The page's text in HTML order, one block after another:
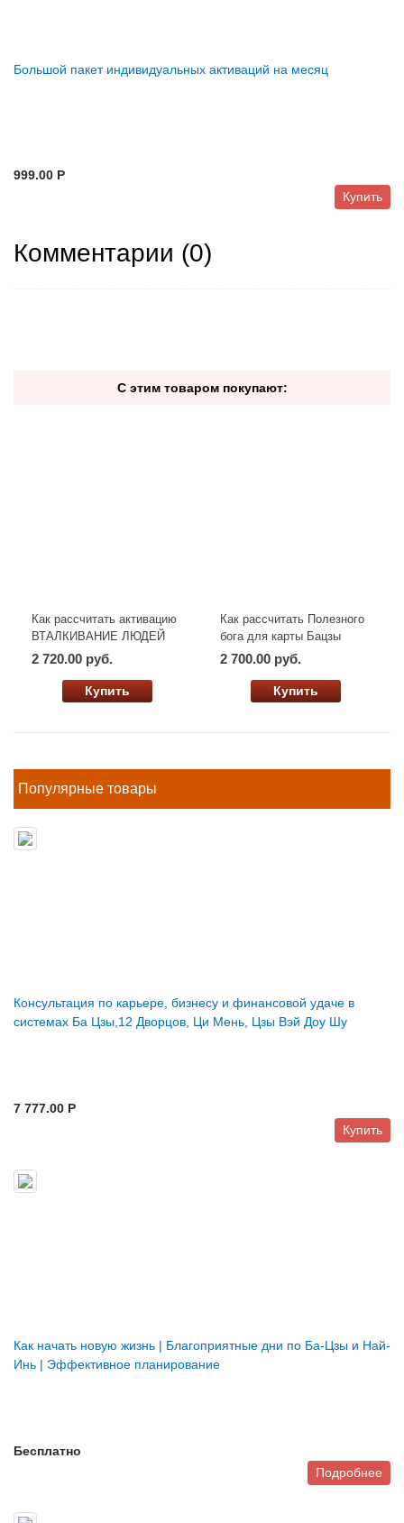
Большой пакет индивидуальных активаций на месяц
999.00 P
Купить
Комментарии (0)
С этим товаром покупают:
Как рассчитать активацию
ВТАЛКИВАНИЕ ЛЮДЕЙ
2 720.00 руб.
Купить
Как рассчитать Полезного
бога для карты Бацзы
2 700.00 руб.
Купить
Популярные товары
Консультация по карьере, бизнесу и финансовой удаче в
системах Ба Цзы,12 Дворцов, Ци Мень, Цзы Вэй Доу Шу
7 777.00 P
Купить
Как начать новую жизнь | Благоприятные дни по Ба-Цзы и Най-
Инь | Эффективное планирование
Бесплатно
Подробнее